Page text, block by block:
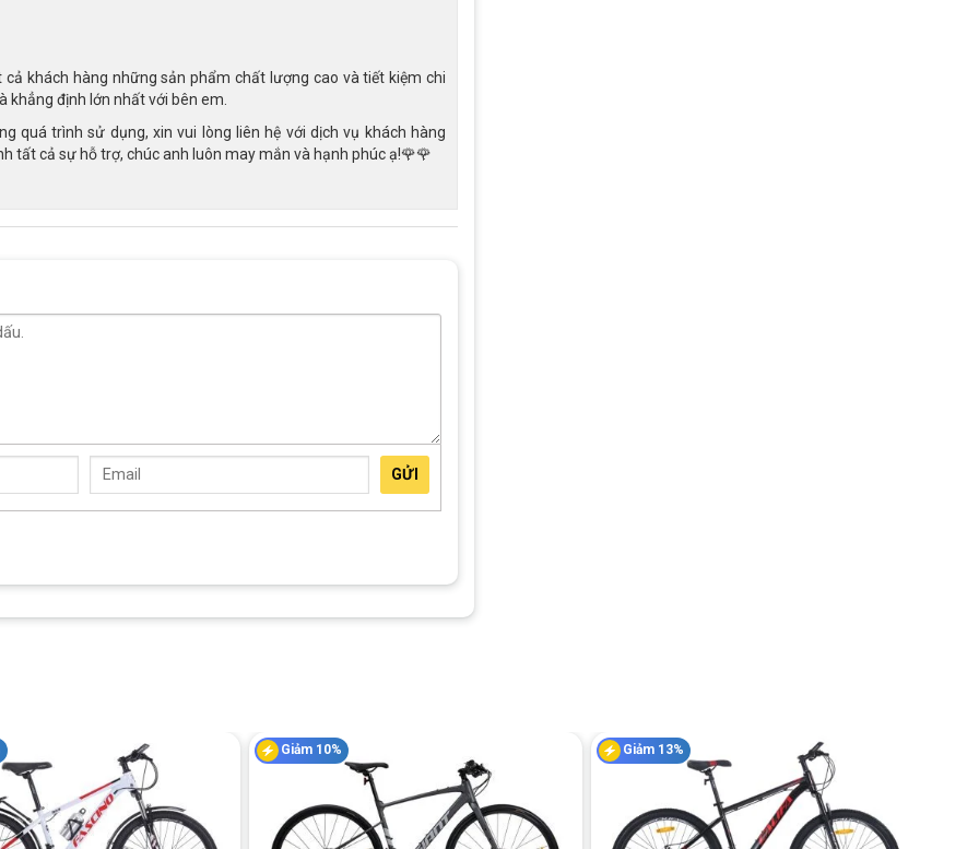
thể thao, mang lại sự thoải mái, chính xác khi lái xe.
khách hàng những sản phẩm chất lượng cao và tiết kiệm chi
khẳng định lớn nhất với bên em.
quá trình sử dụng, xin vui lòng liên hệ với dịch vụ khách hàng
tất cả sự hỗ trợ, chúc anh luôn may mắn và hạnh phúc ạ!🌹🌹
GỬI
Giảm 10% Giảm 13%